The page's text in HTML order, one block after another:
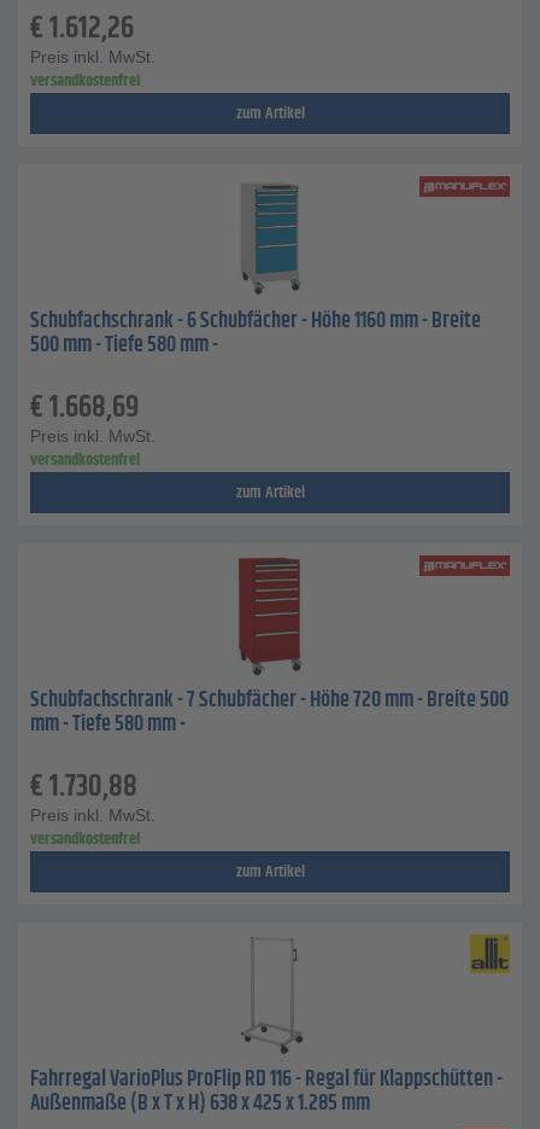
€1.612,26
Preis inkl. MwSt.
versandkostenfrei
zum Artikel
Schubfachschrank - 6 Schubfächer - Höhe 1160 mm - Breite
500 mm - Tiefe 580 mm -
€1.668,69
Preis inkl. MwSt.
versandkostenfrei
zum Artikel
Schubfachschrank - 7 Schubfächer - Höhe 720 mm - Breite 500
mm - Tiefe 580 mm -
€1.730,88
Preis inkl. MwSt.
versandkostenfrei
zum Artikel
Fahrregal VarioPlus ProFlip RD 116 - Regal für Klappschütten -
Außenmaße (B x T x H) 638 x 425 x 1.285 mm